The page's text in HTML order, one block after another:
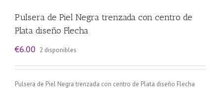
Pulsera de Piel Negra trenzada con centro de
Plata diseño Flecha
€6.00 2 disponibles
Pulsera de Piel Negra trenzada con centro de Plata diseño Flecha